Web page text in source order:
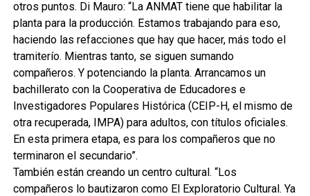
otros puntos. Di Mauro: “La ANMAT tiene que habilitar la
planta para la producción. Estamos trabajando para eso,
haciendo las refacciones que hay que hacer, más todo el
tramiterío. Mientras tanto, se siguen sumando
compañeros. Y potenciando la planta. Arrancamos un
bachillerato con la Cooperativa de Educadores e
Investigadores Populares Histórica (CEIP-H, el mismo de
otra recuperada, IMPA) para adultos, con títulos oficiales.
En esta primera etapa, es para los compañeros que no
terminaron el secundario”.
También están creando un centro cultural. “Los
compañeros lo bautizaron como El Exploratorio Cultural. Ya